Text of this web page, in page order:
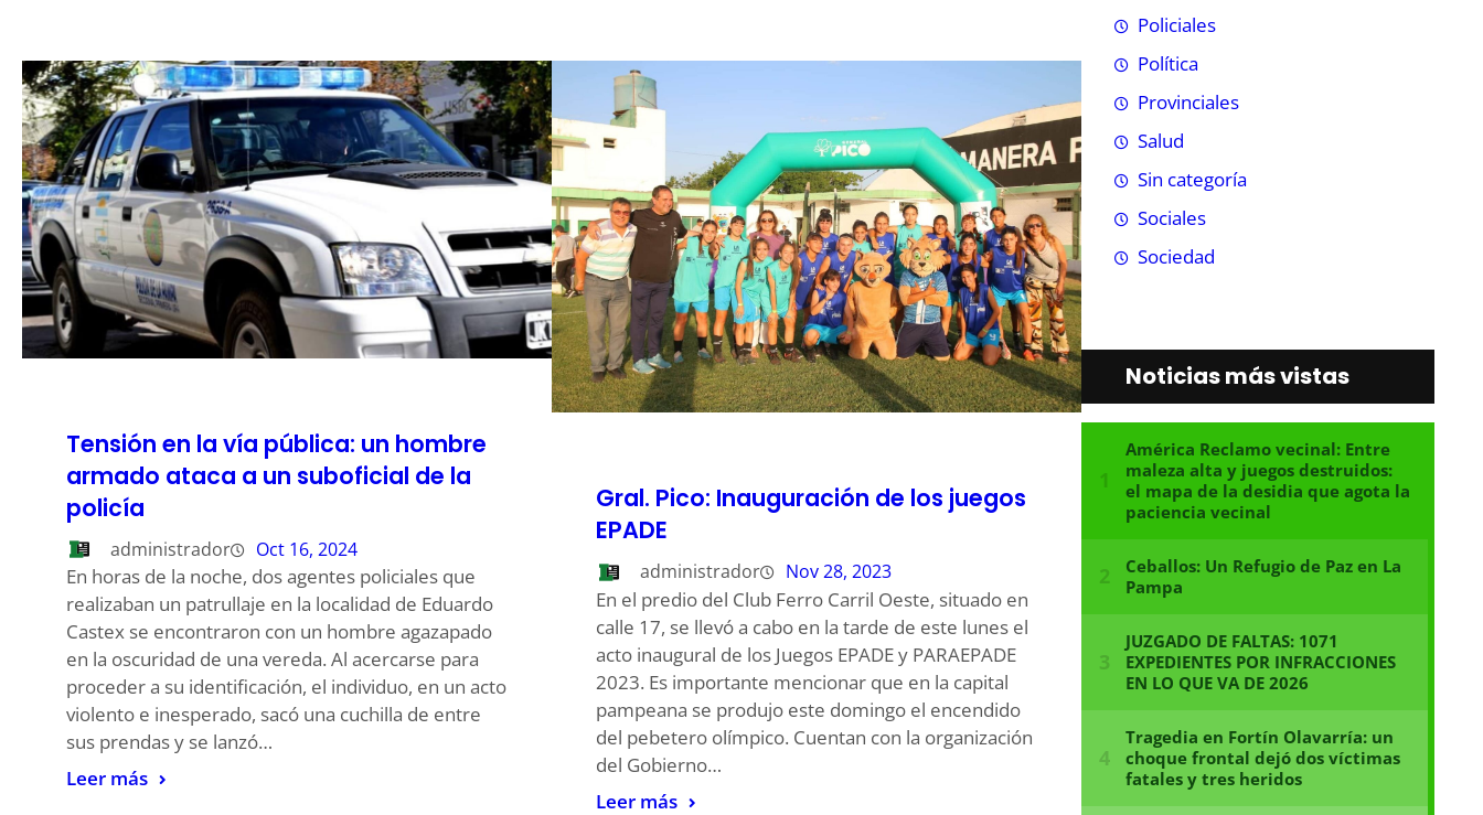
Tensión en la vía pública: un hombre
armado ataca a un suboficial de la
policía
administrador Oct 16, 2024
En horas de la noche, dos agentes policiales que
realizaban un patrullaje en la localidad de Eduardo
Castex se encontraron con un hombre agazapado
en la oscuridad de una vereda. Al acercarse para
proceder a su identificación, el individuo, en un acto
violento e inesperado, sacó una cuchilla de entre
sus prendas y se lanzó…
Leer más
Gral. Pico: Inauguración de los juegos
EPADE
administrador Nov 28, 2023
En el predio del Club Ferro Carril Oeste, situado en
calle 17, se llevó a cabo en la tarde de este lunes el
acto inaugural de los Juegos EPADE y PARAEPADE
2023. Es importante mencionar que en la capital
pampeana se produjo este domingo el encendido
del pebetero olímpico. Cuentan con la organización
del Gobierno…
Leer más
Policiales
Política
Provinciales
Salud
Sin categoría
Sociales
Sociedad
Noticias más vistas